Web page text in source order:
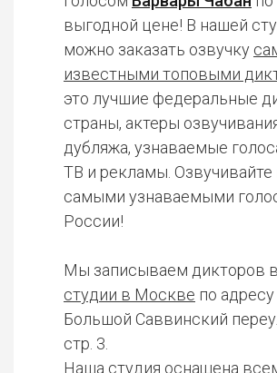
выгодной цене! В нашей
можно заказать озвучку
известными топовыми
это лучшие федеральные
страны, актеры
дубляжа, узнаваемые
ТВ и рекламы.
самыми узнаваемыми
России!
Мы записываем дикторов в
студии в Москве по адресу
Большой Саввинский
стр. 3.
Наша студия оснащена